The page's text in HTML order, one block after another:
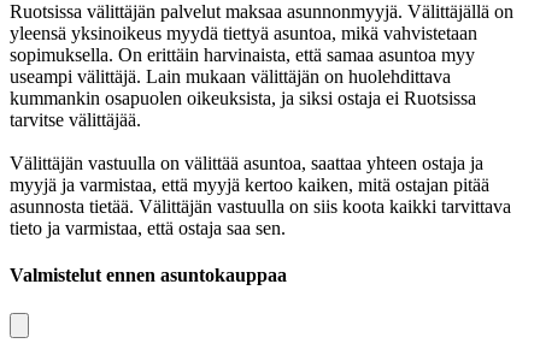
Ruotsissa välittäjän palvelut maksaa asunnonmyyjä. Välittäjällä on
yleensä yksinoikeus myydä tiettyä asuntoa, mikä vahvistetaan
sopimuksella. On erittäin harvinaista, että samaa asuntoa myy
useampi välittäjä. Lain mukaan välittäjän on huolehdittava
kummankin osapuolen oikeuksista, ja siksi ostaja ei Ruotsissa
tarvitse välittäjää.
Välittäjän vastuulla on välittää asuntoa, saattaa yhteen ostaja ja
myyjä ja varmistaa, että myyjä kertoo kaiken, mitä ostajan pitää
asunnosta tietää. Välittäjän vastuulla on siis koota kaikki tarvittava
tieto ja varmistaa, että ostaja saa sen.
Valmistelut ennen asuntokauppaa